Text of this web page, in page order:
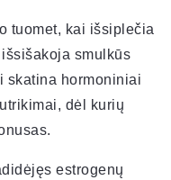
tuomet, kai išsiplečia
smulkūs
skatina hormoniniai
dėl kurių
estrogenų